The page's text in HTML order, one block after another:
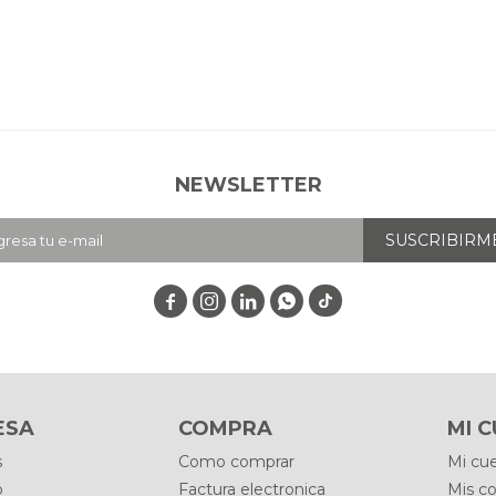
COMPRA
Como comprar
Factura electronica
MI
Mi
Mis
NEWSLETTER
   